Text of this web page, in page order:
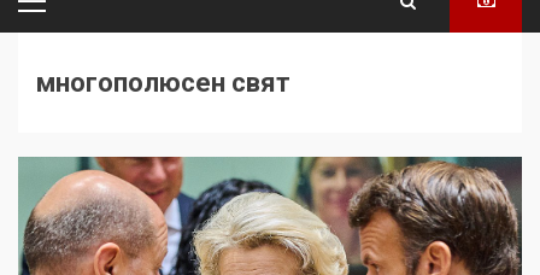
Primary
многополюсен свят